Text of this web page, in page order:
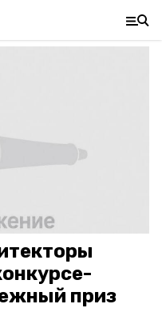
приз